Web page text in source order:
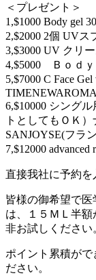
＜プレゼント＞
1,$1000 Body gel
2,$2000 2個 UVス
3,$3000 UV クリ
4,$5000 Ｂｏｄ
5,$7000 C Face
6,$10000 シング
トとしてもＯＫ
SANJOYSE(フラ
7,$12000
直接我社に予約を
皆様の御希望で医
は、１５ＭＬ半
非お試しください
ポイント累積がで
ださい。